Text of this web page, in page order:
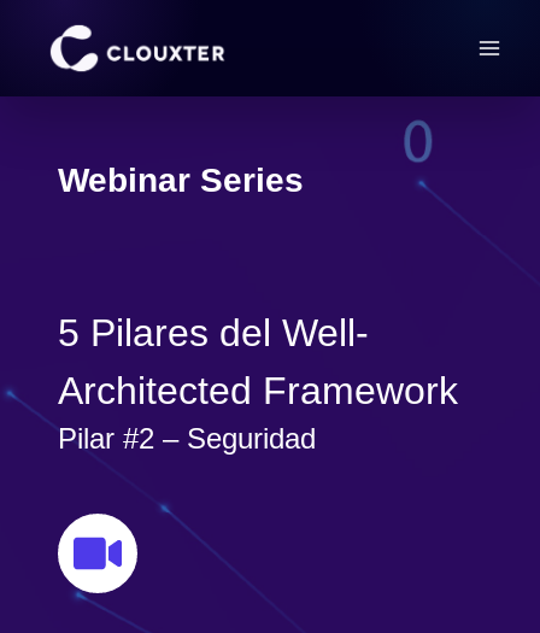
contenido
Webinar Series
5 Pilares del Well-
Architected Framework
Pilar #2 – Seguridad